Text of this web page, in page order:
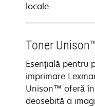
locale.
Toner Unison™
Esenţială pentru
imprimare
Unison™ oferă
deosebită a